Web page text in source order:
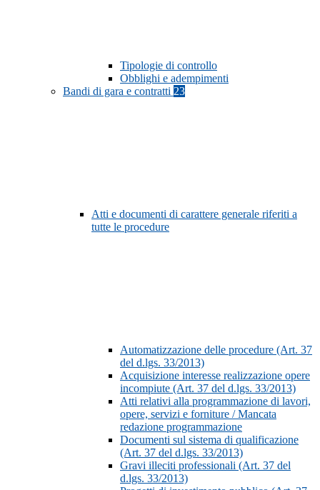
Tipologie di controllo
Obblighi e adempimenti
Bandi di gara e contratti 23
Atti e documenti di carattere generale riferiti a
tutte le procedure
Automatizzazione delle procedure (Art. 37
del d.lgs. 33/2013)
Acquisizione interesse realizzazione opere
incompiute (Art. 37 del d.lgs. 33/2013)
Atti relativi alla programmazione di lavori,
opere, servizi e forniture / Mancata
redazione programmazione
Documenti sul sistema di qualificazione
(Art. 37 del d.lgs. 33/2013)
Gravi illeciti professionali (Art. 37 del
d.lgs. 33/2013)